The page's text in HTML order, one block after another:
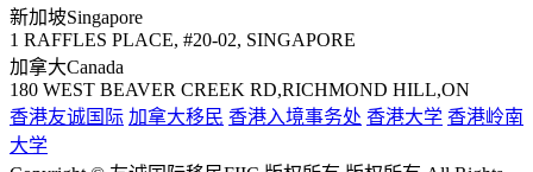
新加坡Singapore
1 RAFFLES PLACE, #20-02, SINGAPORE
加拿大Canada
180 WEST BEAVER CREEK RD,RICHMOND HILL,ON
香港友诚国际 加拿大移民 香港入境事务处 香港大学 香港岭南
大学